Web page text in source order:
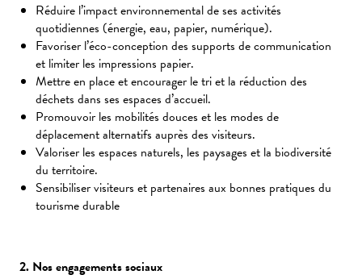
Réduire l’impact environnemental de ses activités
quotidiennes (énergie, eau, papier, numérique).
Favoriser l’éco-conception des supports de communication
et limiter les impressions papier.
Mettre en place et encourager le tri et la réduction des
déchets dans ses espaces d’accueil.
Promouvoir les mobilités douces et les modes de
déplacement alternatifs auprès des visiteurs.
Valoriser les espaces naturels, les paysages et la biodiversité
du territoire.
Sensibiliser visiteurs et partenaires aux bonnes pratiques du
tourisme durable
2. Nos engagements sociaux